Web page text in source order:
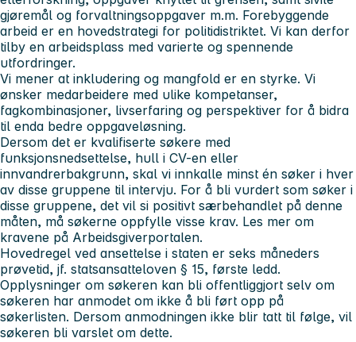
gjøremål og forvaltningsoppgaver m.m. Forebyggende
arbeid er en hovedstrategi for politidistriktet. Vi kan derfor
tilby en arbeidsplass med varierte og spennende
utfordringer.
Vi mener at inkludering og mangfold er en styrke. Vi
ønsker medarbeidere med ulike kompetanser,
fagkombinasjoner, livserfaring og perspektiver for å bidra
til enda bedre oppgaveløsning.
Dersom det er kvalifiserte søkere med
funksjonsnedsettelse, hull i CV-en eller
innvandrerbakgrunn, skal vi innkalle minst én søker i hver
av disse gruppene til intervju. For å bli vurdert som søker i
disse gruppene, det vil si positivt særbehandlet på denne
måten, må søkerne oppfylle visse krav. Les mer om
kravene på Arbeidsgiverportalen.
Hovedregel ved ansettelse i staten er seks måneders
prøvetid, jf. statsansatteloven § 15, første ledd.
Opplysninger om søkeren kan bli offentliggjort selv om
søkeren har anmodet om ikke å bli ført opp på
søkerlisten. Dersom anmodningen ikke blir tatt til følge, vil
søkeren bli varslet om dette.